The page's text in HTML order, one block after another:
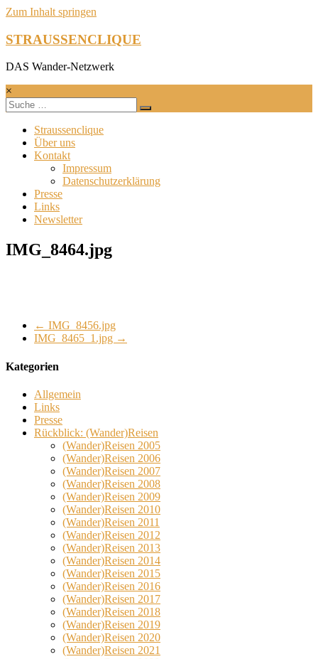
Zum Inhalt springen
STRAUSSENCLIQUE
DAS Wander-Netzwerk
×
Straussenclique
Über uns
Kontakt
Impressum
Datenschutzerklärung
Presse
Links
Newsletter
IMG_8464.jpg
← IMG_8456.jpg
IMG_8465_1.jpg →
Kategorien
Allgemein
Links
Presse
Rückblick: (Wander)Reisen
(Wander)Reisen 2005
(Wander)Reisen 2006
(Wander)Reisen 2007
(Wander)Reisen 2008
(Wander)Reisen 2009
(Wander)Reisen 2010
(Wander)Reisen 2011
(Wander)Reisen 2012
(Wander)Reisen 2013
(Wander)Reisen 2014
(Wander)Reisen 2015
(Wander)Reisen 2016
(Wander)Reisen 2017
(Wander)Reisen 2018
(Wander)Reisen 2019
(Wander)Reisen 2020
(Wander)Reisen 2021